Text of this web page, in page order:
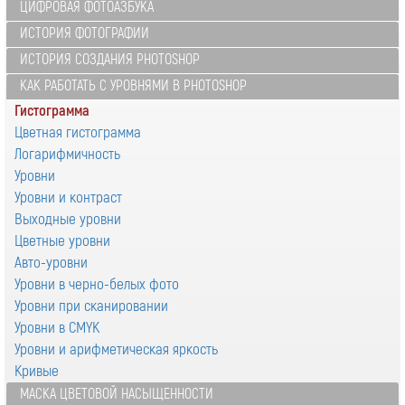
ЦИФРОВАЯ ФОТОАЗБУКА
ИСТОРИЯ ФОТОГРАФИИ
ИСТОРИЯ СОЗДАНИЯ PHOTOSHOP
КАК РАБОТАТЬ С УРОВНЯМИ В PHOTOSHOP
Гистограмма
Цветная гистограмма
Логарифмичность
Уровни
Уровни и контраст
Выходные уровни
Цветные уровни
Авто-уровни
Уровни в черно-белых фото
Уровни при сканировании
Уровни в CMYK
Уровни и арифметическая яркость
Кривые
МАСКА ЦВЕТОВОЙ НАСЫЩЕННОСТИ